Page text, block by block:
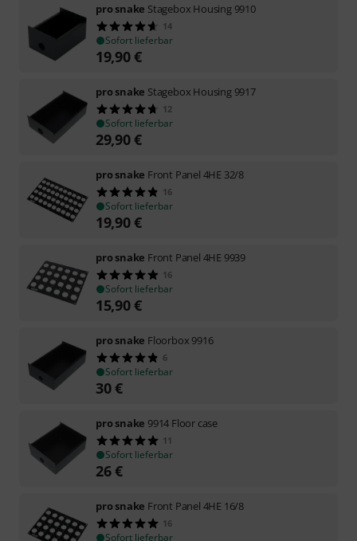
pro snake Stagebox Housing 9910
14
Sofort lieferbar
19,90€
pro snake Stagebox Housing 9917
12
Sofort lieferbar
29,90€
pro snake Front Panel 4HE 32/8
16
Sofort lieferbar
19,90€
pro snake Front Panel 4HE 9939
16
Sofort lieferbar
15,90€
pro snake Floorbox 9916
6
Sofort lieferbar
30€
pro snake 9914 Floor case
11
Sofort lieferbar
26€
pro snake Front Panel 4HE 16/8
16
Sofort lieferbar